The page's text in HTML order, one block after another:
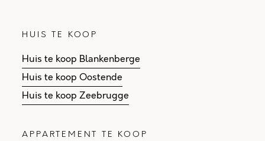
HUIS TE KOOP
Huis te koop Blankenberge
Huis te koop Oostende
Huis te koop Zeebrugge
APPARTEMENT TE KOOP